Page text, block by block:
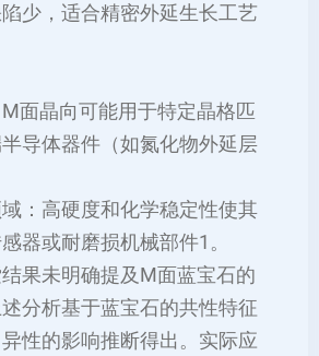
少，适合精密外延生长工艺‌
面晶向可能用于特定晶格匹
导体器件（如氮化物外延层
：高硬度和化学稳定性使其
器或耐磨损机械部件‌1。
果未明确提及M面蓝宝石的
分析基于蓝宝石的共性特征
性的影响推断得出。实际应